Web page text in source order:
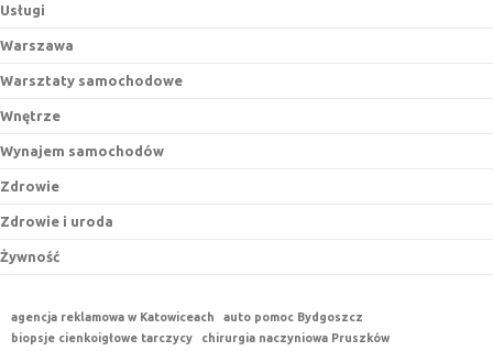
Usługi
Warszawa
Warsztaty samochodowe
Wnętrze
Wynajem samochodów
Zdrowie
Zdrowie i uroda
Żywność
agencja reklamowa w Katowiceach
auto pomoc Bydgoszcz
biopsje cienkoigłowe tarczycy
chirurgia naczyniowa Pruszków